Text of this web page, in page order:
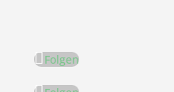
Folgen